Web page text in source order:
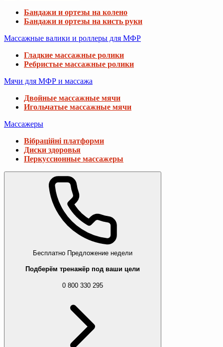
Бандажи и ортезы на колено
Бандажи и ортезы на кисть руки
Массажные валики и роллеры для МФР
Гладкие массажные ролики
Ребристые массажные ролики
Мячи для МФР и массажа
Двойные массажные мячи
Игольчатые массажные мячи
Массажеры
Вібраційні платформи
Диски здоровья
Перкуссионные массажеры
Бесплатно Предложение недели
Подберём тренажёр под ваши цели
0 800 330 295